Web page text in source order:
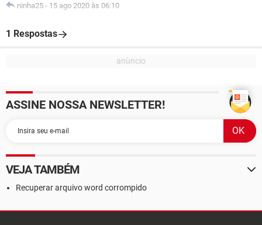
ninha25 - 15 ago 2020 às 06:10
1 Respostas
ASSINE NOSSA NEWSLETTER!
VEJA TAMBÉM
Recuperar arquivo word corrompido